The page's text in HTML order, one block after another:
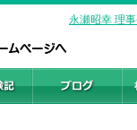
永瀬昭幸 理